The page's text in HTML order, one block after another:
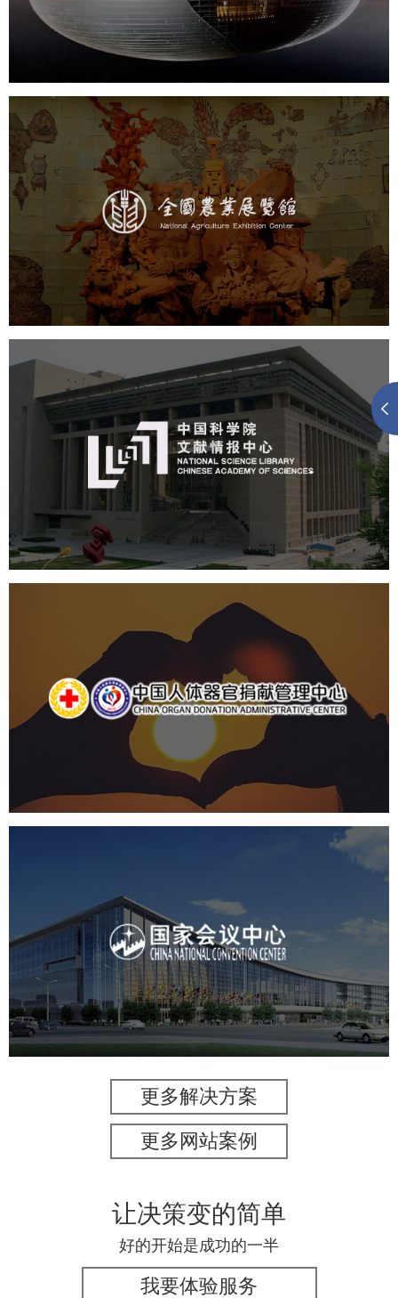
文化艺术 剧院 智慧展馆 展馆网站建设
农业展览馆
文化艺术 展馆网站建设
博物馆展厅设计
数字博物馆建设
展厅空间设计
企业展厅设计
公司展厅设计
北京展厅设计 产品展厅设计
中国科学院文献情报中心
网站建设
数字博物馆建设
展厅空间设计
产品展厅设计
中国人体器官捐献管理中心
国企 品牌官网 网站建设
国家会议中心
专业服务 网站建设 网站设计
更多解决方案
更多网站案例
让决策变的简单
好的开始是成功的一半
我要体验服务